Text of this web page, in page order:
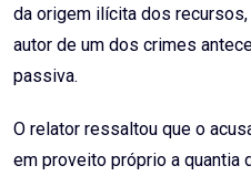
da origem ilícita dos
autor de um dos crimes
passiva.
O relator ressaltou que o
em proveito próprio a quantia